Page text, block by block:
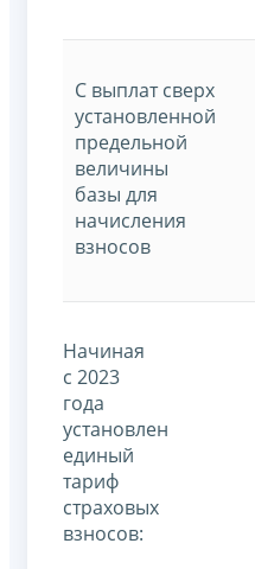
С выплат сверх
установленной
предельной
величины
базы для
начисления
взносов
Начиная
с 2023
года
установлен
единый
тариф
страховых
взносов: